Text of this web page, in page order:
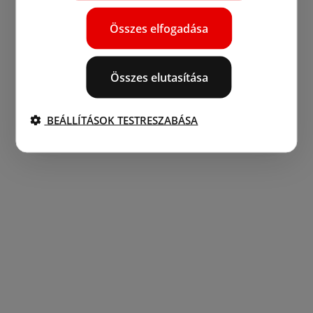
Összes elfogadása
Összes elutasítása
BEÁLLÍTÁSOK TESTRESZABÁSA